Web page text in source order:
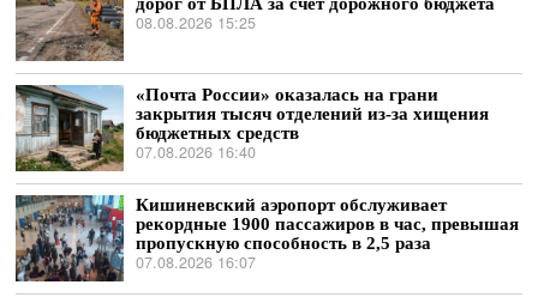
08.08.2026 15:25
«Почта России» оказалась на грани
закрытия тысяч отделений из-за хищения
бюджетных средств
07.08.2026 16:40
Кишиневский аэропорт обслуживает
рекордные 1900 пассажиров в час, превышая
пропускную способность в 2,5 раза
07.08.2026 16:07